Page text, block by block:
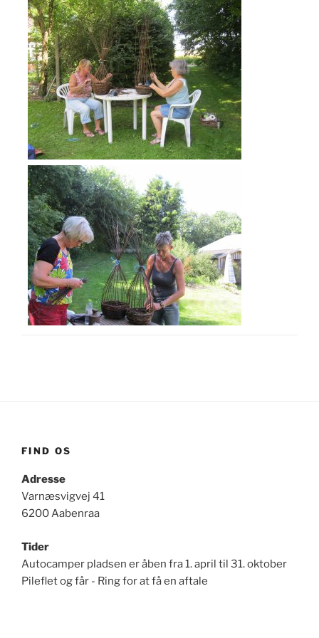
FIND OS
Adresse
Varnæsvigvej 41
6200 Aabenraa
Tider
Autocamper pladsen er åben fra 1. april til 31. oktober
Pileflet og får - Ring for at få en aftale